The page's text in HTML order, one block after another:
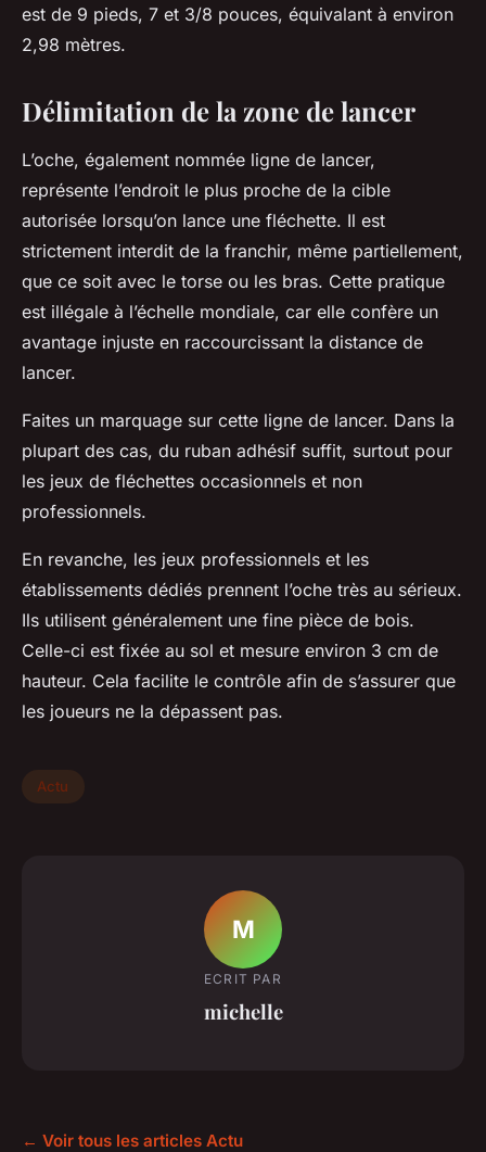
est de 9 pieds, 7 et 3/8 pouces, équivalant à environ
2,98 mètres.
Délimitation de la zone de lancer
L’oche, également nommée ligne de lancer,
représente l’endroit le plus proche de la cible
autorisée lorsqu’on lance une fléchette. Il est
strictement interdit de la franchir, même partiellement,
que ce soit avec le torse ou les bras. Cette pratique
est illégale à l’échelle mondiale, car elle confère un
avantage injuste en raccourcissant la distance de
lancer.
Faites un marquage sur cette ligne de lancer. Dans la
plupart des cas, du ruban adhésif suffit, surtout pour
les jeux de fléchettes occasionnels et non
professionnels.
En revanche, les jeux professionnels et les
établissements dédiés prennent l’oche très au sérieux.
Ils utilisent généralement une fine pièce de bois.
Celle-ci est fixée au sol et mesure environ 3 cm de
hauteur. Cela facilite le contrôle afin de s’assurer que
les joueurs ne la dépassent pas.
Actu
M
ECRIT PAR
michelle
← Voir tous les articles Actu